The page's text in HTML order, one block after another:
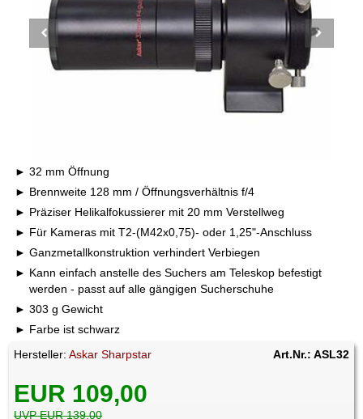
32 mm Öffnung
Brennweite 128 mm / Öffnungsverhältnis f/4
Präziser Helikalfokussierer mit 20 mm Verstellweg
Für Kameras mit T2-(M42x0,75)- oder 1,25"-Anschluss
Ganzmetallkonstruktion verhindert Verbiegen
Kann einfach anstelle des Suchers am Teleskop befestigt
werden - passt auf alle gängigen Sucherschuhe
303 g Gewicht
Farbe ist schwarz
Hersteller:Askar Sharpstar Art.Nr.: ASL32
EUR 109,00
UVP EUR 139,00